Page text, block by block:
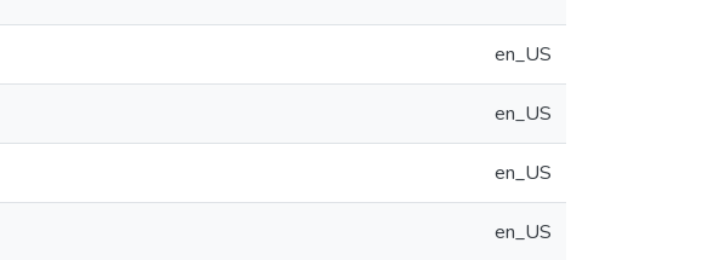
en_US
en_US
en_US
en_US